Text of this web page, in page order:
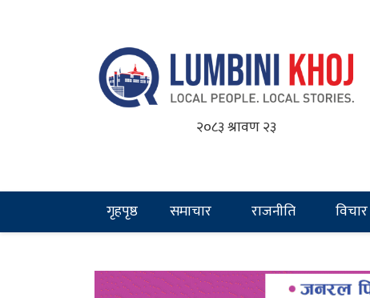
२०८३ श्रावण २३
गृहपृष्ठ समाचार राजनीति विचार